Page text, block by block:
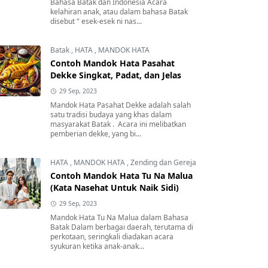
Bahasa Batak dan Indonesia Acara
kelahiran anak, atau dalam bahasa Batak
disebut " esek-esek ni nas...
Batak , HATA , MANDOK HATA
Contoh Mandok Hata Pasahat
Dekke Singkat, Padat, dan Jelas
29 Sep, 2023
Mandok Hata Pasahat Dekke adalah salah
satu tradisi budaya yang khas dalam
masyarakat Batak . Acara ini melibatkan
pemberian dekke, yang bi...
HATA , MANDOK HATA ,Zending dan Gereja
Contoh Mandok Hata Tu Na Malua
(Kata Nasehat Untuk Naik Sidi)
29 Sep, 2023
Mandok Hata Tu Na Malua dalam Bahasa
Batak Dalam berbagai daerah, terutama di
perkotaan, seringkali diadakan acara
syukuran ketika anak-anak...